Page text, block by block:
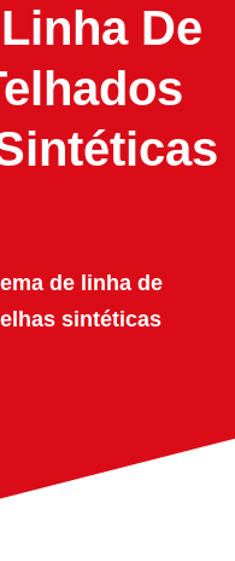
De
de linha de
sintéticas